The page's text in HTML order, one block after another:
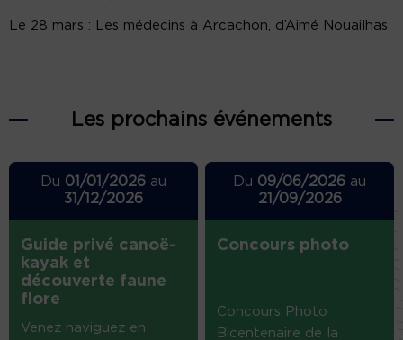
Le 28 mars : Les médecins à Arcachon, d’Aimé Nouailhas
Les prochains événements
Du 01/01/2026au
31/12/2026
Guide privé canoë-
kayak et
découverte faune
flore
Venez naviguez en
Du 09/06/2026 au
21/09/2026
Concours photo
Concours Photo
Bicentenaire de la